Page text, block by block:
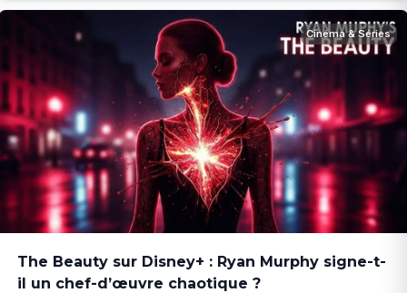
Cinéma & Séries
The Beauty sur Disney+ : Ryan Murphy signe-t-
il un chef-d’œuvre chaotique ?